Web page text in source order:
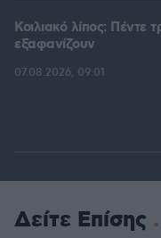
Κοιλιακό λίπος: Πέντε
εξαφανίζουν
07.08.2026, 09:01
Δείτε Επίσης